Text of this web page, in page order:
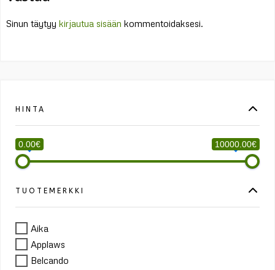
Sinun täytyy kirjautua sisään kommentoidaksesi.
HINTA
0.00€ 10000.00€
TUOTEMERKKI
Aika
Applaws
Belcando